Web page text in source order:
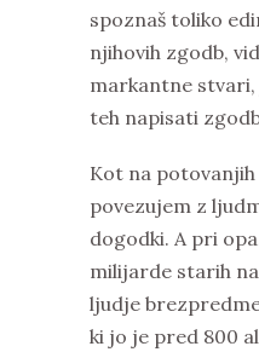
spoznaš toliko
njihovih zgodb,
markantne stvari,
teh napisati
Kot na
povezujem z
dogodki. A pri
milijarde starih
ljudje
ki jo je pred 800